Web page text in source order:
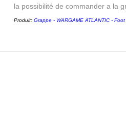
la possibilité de commander a la
Produit: Grappe - WARGAME ATLANTIC -